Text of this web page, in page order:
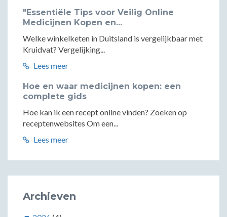
"Essentiële Tips voor Veilig Online
Medicijnen Kopen en...
Welke winkelketen in Duitsland is vergelijkbaar met
Kruidvat? Vergelijking...
Lees meer
Hoe en waar medicijnen kopen: een
complete gids
Hoe kan ik een recept online vinden? Zoeken op
receptenwebsites Om een...
Lees meer
Archieven